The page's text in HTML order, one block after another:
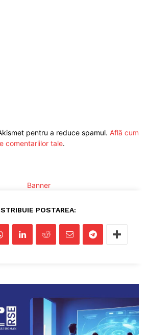
pentru a reduce spamul. Află cum
comentariilor tale.
POSTAREA: